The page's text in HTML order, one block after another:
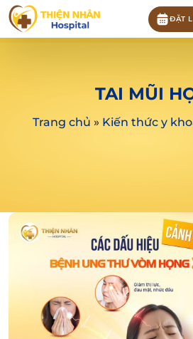
ĐẶT
TAI MŨI
Trang chủ » Kiến thức y